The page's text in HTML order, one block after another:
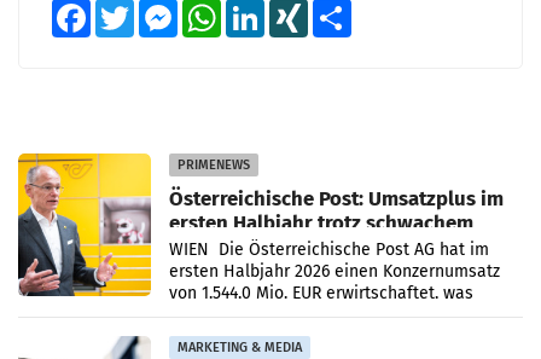
FacebookTwitter MessengerWhatsAppLinkedInXING
PRIMENEWS
Österreichische Post: Umsatzplus im
ersten Halbjahr trotz schwachem
Briefgeschäft
WIEN Die Österreichische Post AG hat im
ersten Halbjahr 2026 einen Konzernumsatz
von 1.544,0 Mio. EUR erwirtschaftet, was
einem Plus von 3,8 Prozent gegenüber dem
Vergleichszeitraum
MARKETING & MEDIA